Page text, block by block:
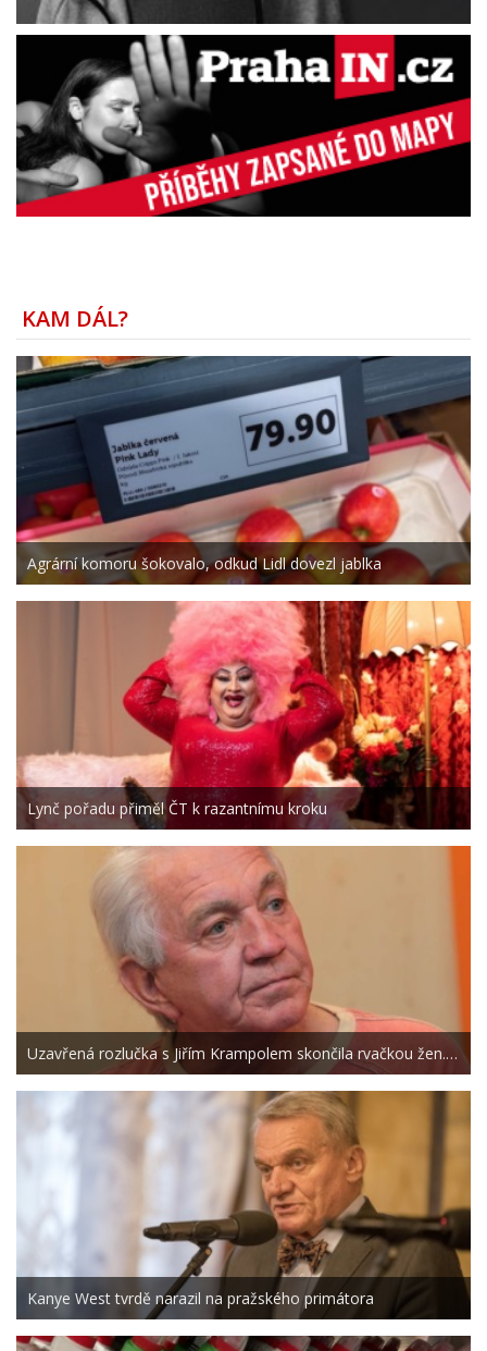
KAM DÁL?
Agrární komoru šokovalo, odkud Lidl dovezl jablka
Lynč pořadu přiměl ČT k razantnímu kroku
Uzavřená rozlučka s Jiřím Krampolem skončila rvačkou žen.…
Kanye West tvrdě narazil na pražského primátora